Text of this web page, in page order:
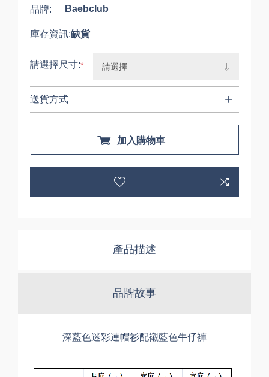
品牌: Baebclub
庫存資訊:缺貨
請選擇尺寸:*
送貨方式
加入購物車
產品描述
品牌故事
深藍色迷彩連帽衫配襯藍色牛仔褲